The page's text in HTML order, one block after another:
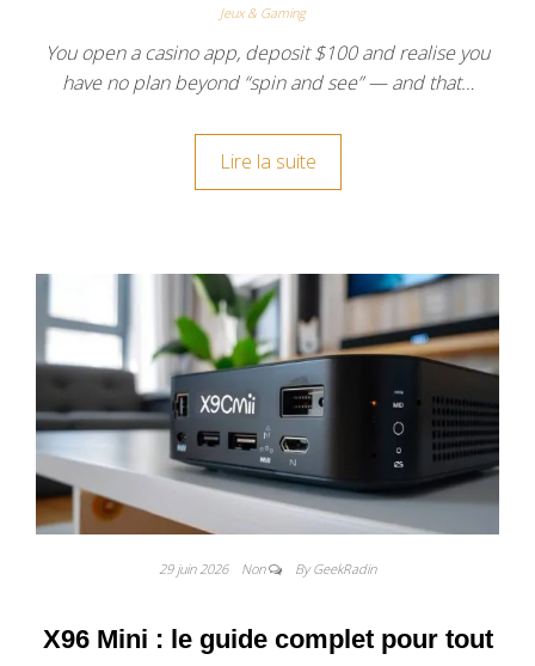
Jeux & Gaming
You open a casino app, deposit $100 and realise you
have no plan beyond “spin and see” — and that…
Lire la suite
29 juin 2026 Non By GeekRadin
X96 Mini : le guide complet pour tout